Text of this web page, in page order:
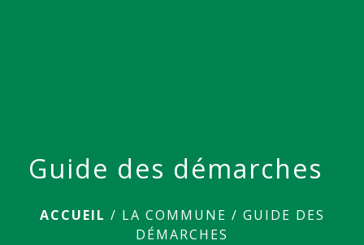
Guide des démarches
ACCUEIL / LA COMMUNE / GUIDE DES
DÉMARCHES